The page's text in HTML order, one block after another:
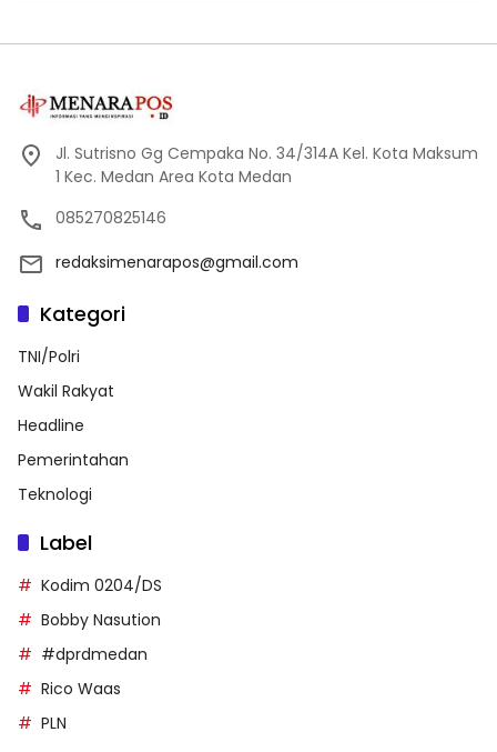
Jl. Sutrisno Gg Cempaka No. 34/314A Kel. Kota Maksum
1 Kec. Medan Area Kota Medan
085270825146
redaksimenarapos@gmail.com
Kategori
TNI/Polri
Wakil Rakyat
Headline
Pemerintahan
Teknologi
Label
Kodim 0204/DS
Bobby Nasution
#dprdmedan
Rico Waas
PLN